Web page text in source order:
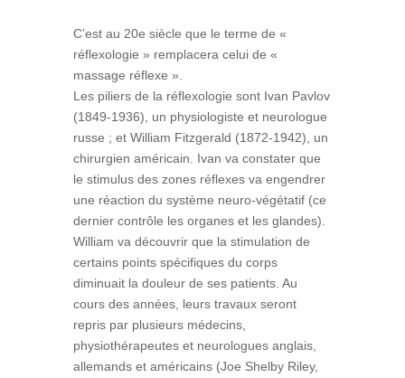
C’est au 20e siècle que le terme de «
réflexologie » remplacera celui de «
massage réflexe ».
Les piliers de la réflexologie sont Ivan Pavlov
(1849-1936), un physiologiste et neurologue
russe ; et William Fitzgerald (1872-1942), un
chirurgien américain. Ivan va constater que
le stimulus des zones réflexes va engendrer
une réaction du système neuro-végétatif (ce
dernier contrôle les organes et les glandes).
William va découvrir que la stimulation de
certains points spécifiques du corps
diminuait la douleur de ses patients. Au
cours des années, leurs travaux seront
repris par plusieurs médecins,
physiothérapeutes et neurologues anglais,
allemands et américains (Joe Shelby Riley,